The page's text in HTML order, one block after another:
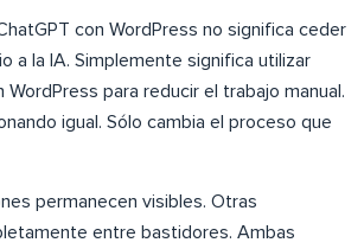
con WordPress no significa ceder
a la IA. Simplemente significa utilizar
WordPress para reducir el trabajo manual.
igual. Sólo cambia el proceso que
permanecen visibles. Otras
entre bastidores. Ambas